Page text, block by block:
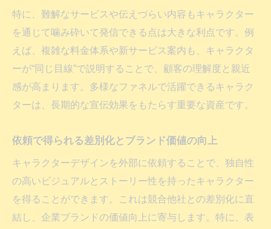
比較
依頼先選定がキャラの資産価値を左右する
理由
制作会社とフリーランス依頼の活用範囲の
違い
依頼先による著作権・ライセンス条件の傾
大手デザイン会社依頼と個人依頼のメリッ
ト比較
フリーランスと制作会社の相場の違い
特に、難解なサービスや伝えづらい内容もキャラクター
を通じて噛み砕いて発信できる点は大きな利点です。例
えば、複雑な料金体系や新サービス案内も、キャラクタ
ーが“同じ目線”で説明することで、顧客の理解度と親近
感が高まります。多様なファネルで活躍できるキャラク
ターは、長期的な宣伝効果をもたらす重要な資産です。
依頼で得られる差別化とブランド価値の向上
キャラクターデザインを外部に依頼することで、独自性
の高いビジュアルとストーリー性を持ったキャラクター
を得ることができます。これは競合他社との差別化に直
結し、企業ブランドの価値向上に寄与します。特に、表